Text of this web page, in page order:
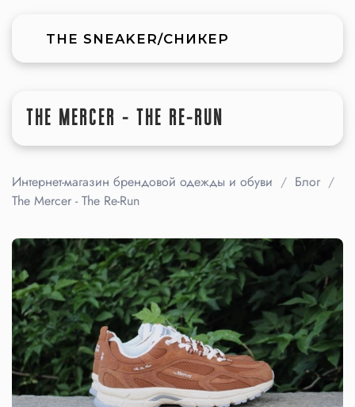
THE SNEAKER/СНИКЕР
THE MERCER - THE RE-RUN
Интернет-магазин брендовой одежды и обуви
Блог
The Mercer - The Re-Run